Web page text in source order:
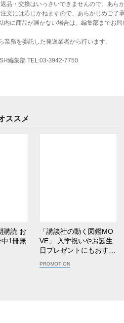
品・交換はいっさいできませんので、あら
文には応じかねますので、あらかじめご了承
内に商品が届かない場合は、編集部までお
業務を委託した発送業者から行います。
編集部 TEL:03-3942-7750
ススメ
購読 お
1冊無
「講談社の動く図鑑MO
VE」 入学祝いやお誕生
日プレゼントにもおすす